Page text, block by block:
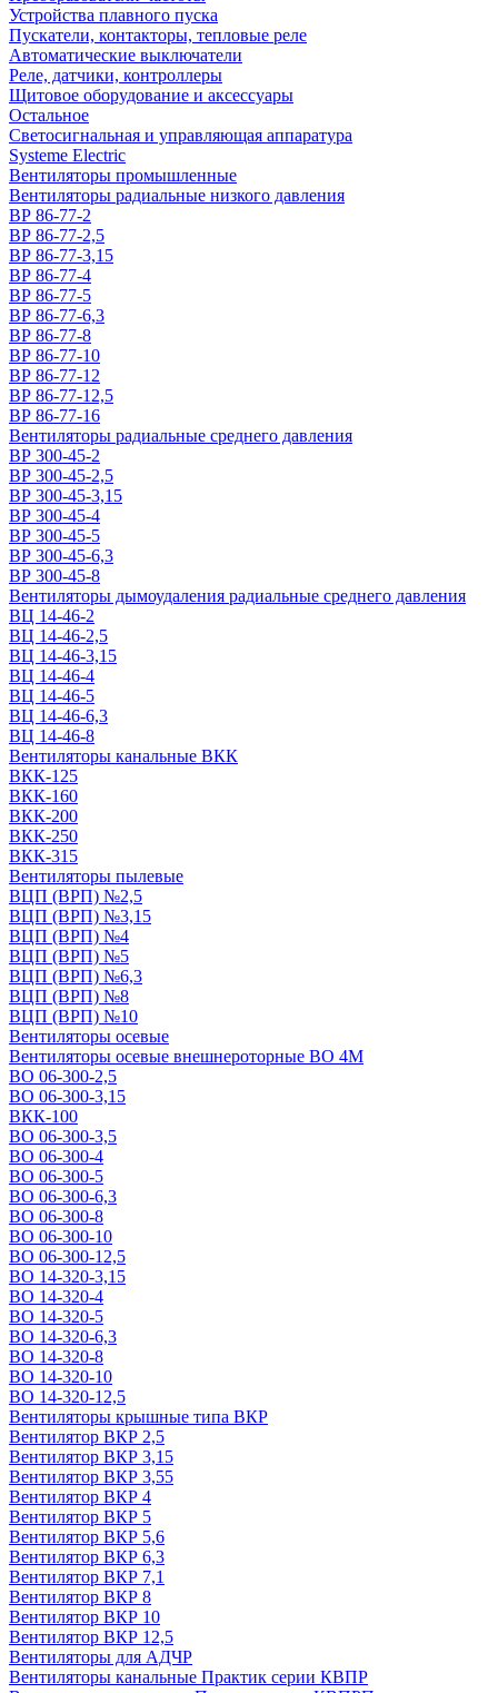
Устройства плавного пуска
Пускатели, контакторы, тепловые реле
Автоматические выключатели
Реле, датчики, контроллеры
Щитовое оборудование и аксессуары
Остальное
Светосигнальная и управляющая аппаратура
Systeme Electric
Вентиляторы промышленные
Вентиляторы радиальные низкого давления
ВР 86-77-2
ВР 86-77-2,5
ВР 86-77-3,15
ВР 86-77-4
ВР 86-77-5
ВР 86-77-6,3
ВР 86-77-8
ВР 86-77-10
ВР 86-77-12
ВР 86-77-12,5
ВР 86-77-16
Вентиляторы радиальные среднего давления
ВР 300-45-2
ВР 300-45-2,5
ВР 300-45-3,15
ВР 300-45-4
ВР 300-45-5
ВР 300-45-6,3
ВР 300-45-8
Вентиляторы дымоудаления радиальные среднего давления
ВЦ 14-46-2
ВЦ 14-46-2,5
ВЦ 14-46-3,15
ВЦ 14-46-4
ВЦ 14-46-5
ВЦ 14-46-6,3
ВЦ 14-46-8
Вентиляторы канальные ВКК
ВКК-125
ВКК-160
ВКК-200
ВКК-250
ВКК-315
Вентиляторы пылевые
ВЦП (ВРП) №2,5
ВЦП (ВРП) №3,15
ВЦП (ВРП) №4
ВЦП (ВРП) №5
ВЦП (ВРП) №6,3
ВЦП (ВРП) №8
ВЦП (ВРП) №10
Вентиляторы осевые
Вентиляторы осевые внешнероторные ВО 4М
ВО 06-300-2,5
ВО 06-300-3,15
ВКК-100
ВО 06-300-3,5
ВО 06-300-4
ВО 06-300-5
ВО 06-300-6,3
ВО 06-300-8
ВО 06-300-10
ВО 06-300-12,5
ВО 14-320-3,15
ВО 14-320-4
ВО 14-320-5
ВО 14-320-6,3
ВО 14-320-8
ВО 14-320-10
ВО 14-320-12,5
Вентиляторы крышные типа ВКР
Вентилятор ВКР 2,5
Вентилятор ВКР 3,15
Вентилятор ВКР 3,55
Вентилятор ВКР 4
Вентилятор ВКР 5
Вентилятор ВКР 5,6
Вентилятор ВКР 6,3
Вентилятор ВКР 7,1
Вентилятор ВКР 8
Вентилятор ВКР 10
Вентилятор ВКР 12,5
Вентиляторы для АДЧР
Вентиляторы канальные Практик серии КВПР